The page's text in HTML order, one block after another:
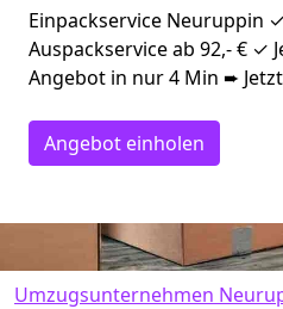
Einpackservice Neuruppin
Auspackservice ab 92,- € ✓
Angebot in nur 4 Min ➨
Angebot einholen
Umzugsunternehmen